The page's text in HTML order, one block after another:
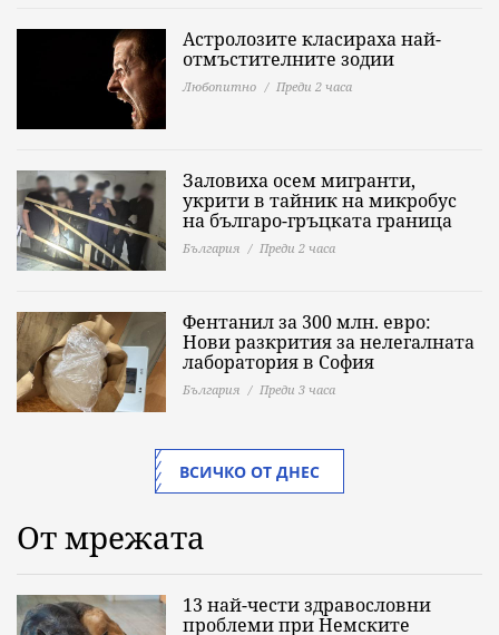
Астролозите класираха най-
отмъстителните зодии
Любопитно Преди 2 часа
Заловиха осем мигранти,
укрити в тайник на микробус
на българо-гръцката граница
България Преди 2 часа
Фентанил за 300 млн. евро:
Нови разкрития за нелегалната
лаборатория в София
България Преди 3 часа
ВСИЧКО ОТ ДНЕС
От мрежата
13 най-чести здравословни
проблеми при Немските